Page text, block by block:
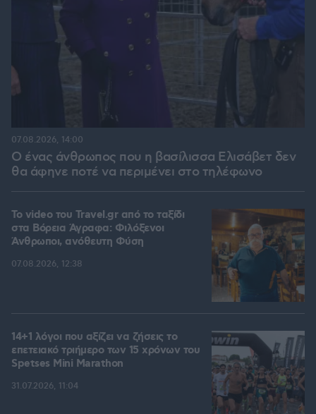
Ο ένας άνθρωπος που η βασίλισσα Ελισάβετ δεν
θα άφηνε ποτέ να περιμένει στο τηλέφωνο
07.08.2026, 14:00
To video του Travel.gr από το ταξίδι
στα Βόρεια Άγραφα: Φιλόξενοι
Άνθρωποι, ανόθευτη Φύση
07.08.2026, 12:38
14+1 λόγοι που αξίζει να ζήσεις το
επετειακό τριήμερο των 15 χρόνων του
Spetses Mini Marathon
31.07.2026, 11:04